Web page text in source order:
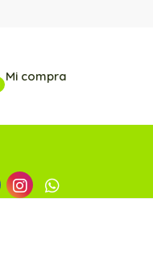
Mi compra